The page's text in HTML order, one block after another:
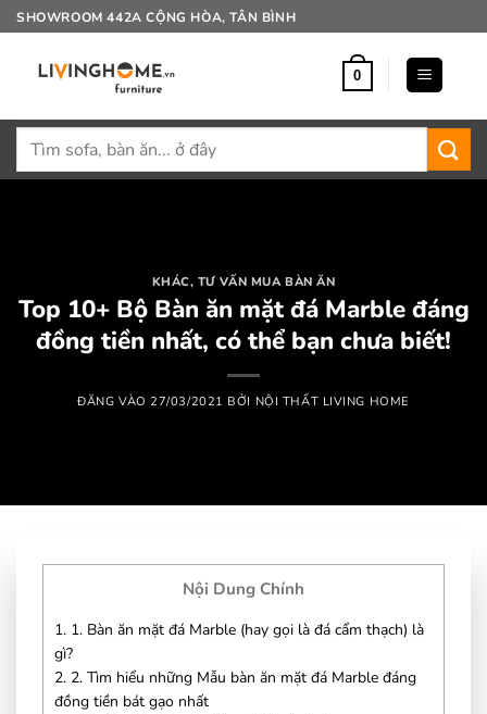
Bỏ
qua
SHOWROOM 442A CỘNG HÒA, TÂN BÌNH
0
Tìm
KHÁC, TƯ VẤN MUA BÀN ĂN
Top 10+ Bộ Bàn ăn mặt đá Marble đáng
đồng tiền nhất, có thể bạn chưa biết!
ĐĂNG VÀO27/03/2021 BỞI NỘI THẤT LIVING HOME
Nội Dung Chính
1. 1. Bàn ăn mặt đá Marble (hay gọi là đá cẩm thạch) là
gì?
2. 2. Tìm hiểu những Mẫu bàn ăn mặt đá Marble đáng
đồng tiền bát gạo nhất